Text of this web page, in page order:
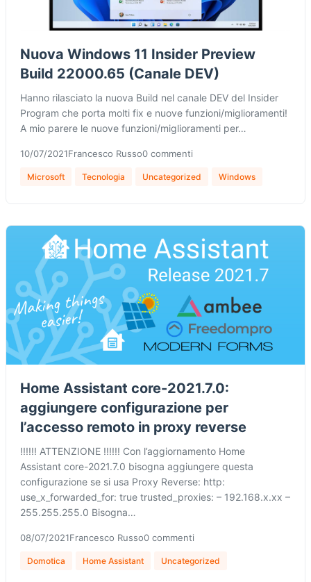
Nuova Windows 11 Insider Preview
Build 22000.65 (Canale DEV)
Hanno rilasciato la nuova Build nel canale DEV del Insider
Program che porta molti fix e nuove funzioni/miglioramenti!
A mio parere le nuove funzioni/miglioramenti per…
10/07/2021Francesco Russo0 commenti
Microsoft Tecnologia Uncategorized Windows
Home Assistant core-2021.7.0:
aggiungere configurazione per
l’accesso remoto in proxy reverse
!!!!!! ATTENZIONE !!!!!! Con l’aggiornamento Home
Assistant core-2021.7.0 bisogna aggiungere questa
configurazione se si usa Proxy Reverse: http:
use_x_forwarded_for: true trusted_proxies: – 192.168.x.xx –
255.255.255.0 Bisogna…
08/07/2021Francesco Russo0 commenti
Domotica Home Assistant Uncategorized